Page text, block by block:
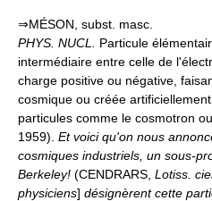
⇒MÉSON, subst. masc.
PHYS. NUCL. Particule
intermédiaire entre celle de
charge positive ou négative,
cosmique ou créée
particules comme le cosmotron
1959). Et voici qu'on nous
cosmiques industriels, un sous-
Berkeley! (CENDRARS, Lotiss.
physiciens] désignèrent cette